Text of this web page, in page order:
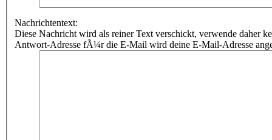
Nachrichtentext:
Diese Nachricht wird als reiner Text verschickt, verwende daher
Antwort-Adresse fÃ¼r die E-Mail wird deine E-Mail-Adresse